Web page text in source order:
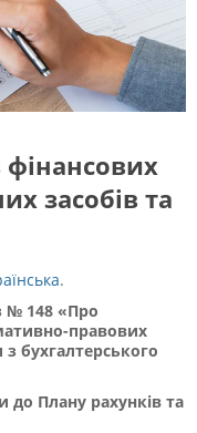
фінансових
засобів та
.
№ 148 «Про
правових
з бухгалтерського
до Плану рахунків та